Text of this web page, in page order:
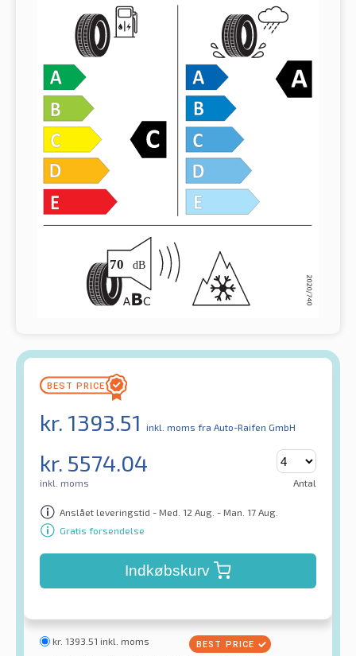
kr. 1393.51 inkl. moms fra Auto-Raifen GmbH
kr. 5574.04
inkl. moms Antal
Anslået leveringstid - Med. 12 Aug. - Man. 17 Aug.
Gratis forsendelse
Indkøbskurv
kr. 1393.51 inkl. moms